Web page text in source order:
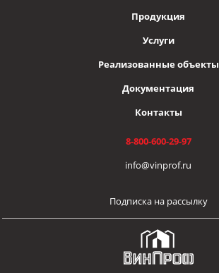
Продукция
Услуги
Реализованные объекты
Документация
Контакты
8-800-600-29-97
info@vinprof.ru
Подписка на рассылку